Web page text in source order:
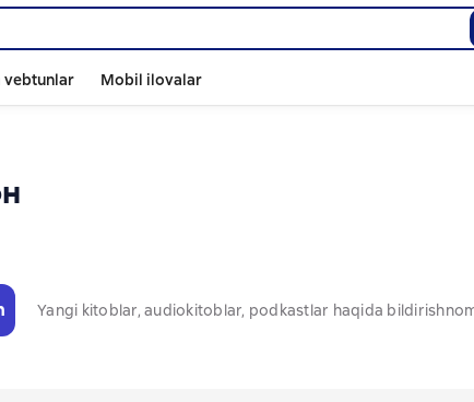
vebtunlar Mobil ilovalar
Yangi kitoblar, audiokitoblar, podkastlar haqida